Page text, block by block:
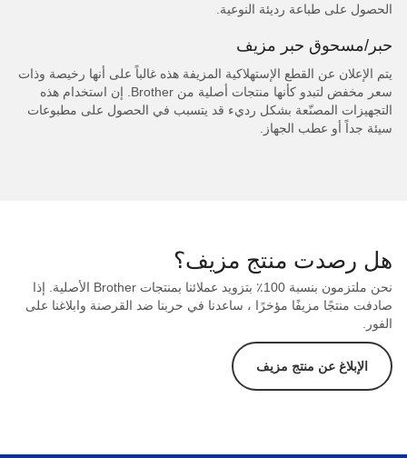
الحصول على طباعة رديئة النوعية.
حبر/مسحوق حبر مزيف
يتم الإعلان عن القطع الإستهلاكية المزيفة هذه غالباً على أنها رخيصة وذات
سعر مخفض لتبدو كأنها منتجات أصلية من Brother. إن استخدام هذه
التجهيزات المصنّعة بشكل رديء قد يتسبب في الحصول على مطبوعات
سيئة جداً أو عطب الجهاز.
هل رصدت منتج مزيف؟
نحن ملتزمون بنسبة 100٪ بتزويد عملائنا بمنتجات Brother الأصلية. إذا
صادفت منتجًا مزيفًا مؤخرًا ، ساعدنا في حربنا ضد القرصنة وابلاغنا على
الفور.
الإبلاغ عن منتج مزيف